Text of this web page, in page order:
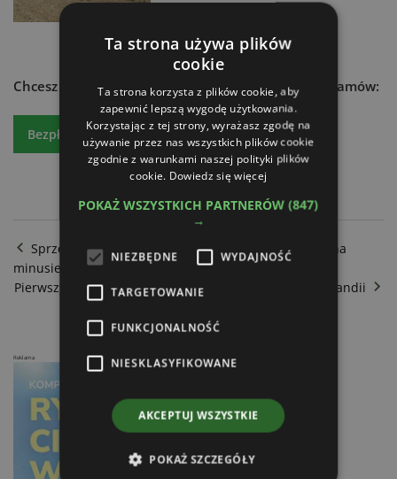
Chcesz dowiedzieć się więcej? Czytaj atr express - zamów:
Bezpłatny egzemplarz Prenumeratę
Sprzedaż ciągników rolniczych w Polsce - Listopad na
minusie
Pierwszy system nawadniania pivot marki Valley w Holandii
Reklama
Ta strona używa plików
cookie
Ta strona korzysta z plików cookie, aby
zapewnić lepszą wygodę użytkowania.
Korzystając z tej strony, wyrażasz zgodę na
używanie przez nas wszystkich plików cookie
zgodnie z warunkami naszej polityki plików
cookie. Dowiedz się więcej
POKAŻ WSZYSTKICH PARTNERÓW(847)
→
NIEZBĘDNE WYDAJNOŚĆ
TARGETOWANIE
FUNKCJONALNOŚĆ
NIESKLASYFIKOWANE
AKCEPTUJ WSZYSTKIE
POKAŻ SZCZEGÓŁY